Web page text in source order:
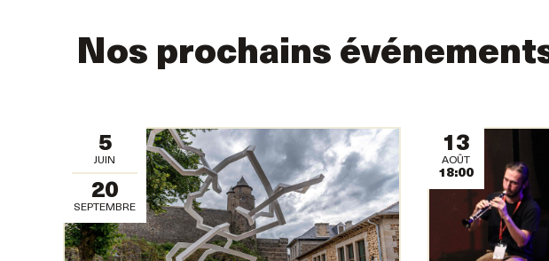
Nos prochains
5
JUIN
20
SEPTEMBRE
13
AOÛT
18:00